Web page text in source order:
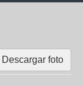
Descargar foto